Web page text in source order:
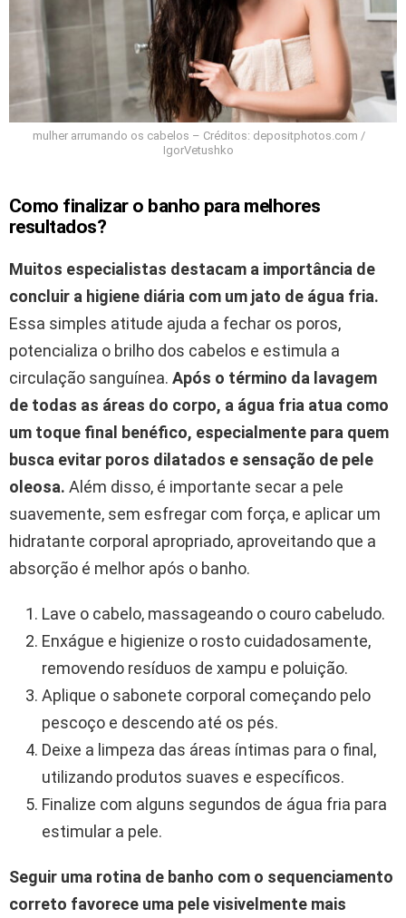
mulher arrumando os cabelos – Créditos: depositphotos.com /
IgorVetushko
Como finalizar o banho para melhores
resultados?
Muitos especialistas destacam a importância de
concluir a higiene diária com um jato de água fria.
Essa simples atitude ajuda a fechar os poros,
potencializa o brilho dos cabelos e estimula a
circulação sanguínea. Após o término da lavagem
de todas as áreas do corpo, a água fria atua como
um toque final benéfico, especialmente para quem
busca evitar poros dilatados e sensação de pele
oleosa. Além disso, é importante secar a pele
suavemente, sem esfregar com força, e aplicar um
hidratante corporal apropriado, aproveitando que a
absorção é melhor após o banho.
Lave o cabelo, massageando o couro cabeludo.
Enxágue e higienize o rosto cuidadosamente,
removendo resíduos de xampu e poluição.
Aplique o sabonete corporal começando pelo
pescoço e descendo até os pés.
Deixe a limpeza das áreas íntimas para o final,
utilizando produtos suaves e específicos.
Finalize com alguns segundos de água fria para
estimular a pele.
Seguir uma rotina de banho com o sequenciamento
correto favorece uma pele visivelmente mais